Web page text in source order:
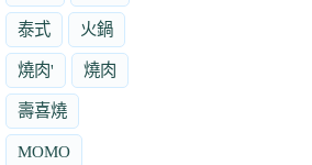
泰式 火鍋
燒肉' 燒肉
壽喜燒
MOMO